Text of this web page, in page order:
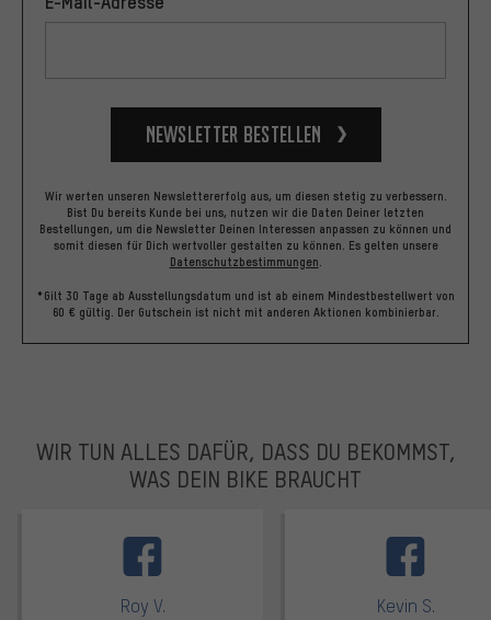
Newsletter bestellen
Wir werten unseren Newslettererfolg aus, um diesen stetig zu verbessern.
Bist Du bereits Kunde bei uns, nutzen wir die Daten Deiner letzten
Bestellungen, um die Newsletter Deinen Interessen anpassen zu können und
somit diesen für Dich wertvoller gestalten zu können. Es gelten unsere
Datenschutzbestimmungen.
*Gilt 30 Tage ab Ausstellungsdatum und ist ab einem Mindestbestellwert von
60 € gültig. Der Gutschein ist nicht mit anderen Aktionen kombinierbar.
WIR TUN ALLES DAFÜR, DASS DU BEKOMMST,
WAS DEIN BIKE BRAUCHT
Roy V. Kevin S.